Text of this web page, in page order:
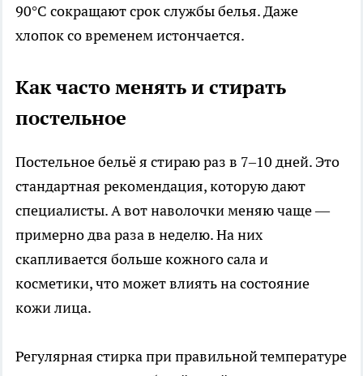
90°C сокращают срок службы белья. Даже
хлопок со временем истончается.
Как часто менять и стирать
постельное
Постельное бельё я стираю раз в 7–10 дней. Это
стандартная рекомендация, которую дают
специалисты. А вот наволочки меняю чаще —
примерно два раза в неделю. На них
скапливается больше кожного сала и
косметики, что может влиять на состояние
кожи лица.
Регулярная стирка при правильной температуре